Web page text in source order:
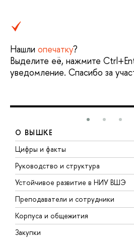
Нашли опечатку?
Выделите её, нажмите
уведомление. Спасибо за
О ВЫШКЕ
Цифры и факты
Руководство и структура
Устойчивое развитие в НИУ ВШЭ
Преподаватели и сотрудники
Корпуса и общежития
Закупки